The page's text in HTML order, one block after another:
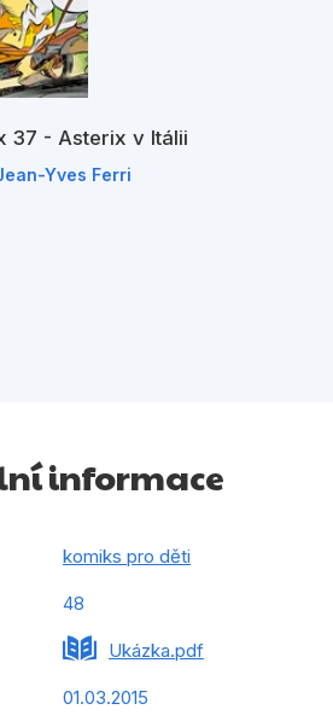
37 - Asterix v Itálii
Yves Ferri
informace
komiks pro děti
48
Ukázka.pdf
01.03.2015